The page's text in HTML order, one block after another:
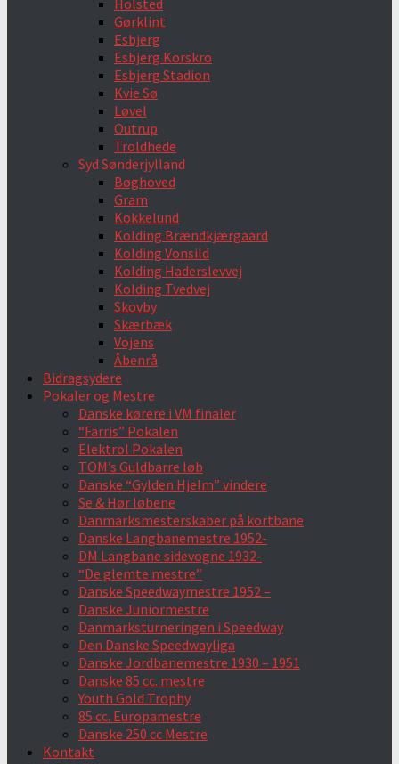
Holsted
Gørklint
Esbjerg
Esbjerg Korskro
Esbjerg Stadion
Kvie Sø
Løvel
Outrup
Troldhede
Syd Sønderjylland
Bøghoved
Gram
Kokkelund
Kolding Brændkjærgaard
Kolding Vonsild
Kolding Haderslevvej
Kolding Tvedvej
Skovby
Skærbæk
Vojens
Åbenrå
Bidragsydere
Pokaler og Mestre
Danske kørere i VM finaler
“Farris” Pokalen
Elektrol Pokalen
TOM’s Guldbarre løb
Danske “Gylden Hjelm” vindere
Se & Hør løbene
Danmarksmesterskaber på kortbane
Danske Langbanemestre 1952-
DM Langbane sidevogne 1932-
“De glemte mestre”
Danske Speedwaymestre 1952 –
Danske Juniormestre
Danmarksturneringen i Speedway
Den Danske Speedwayliga
Danske Jordbanemestre 1930 – 1951
Danske 85 cc. mestre
Youth Gold Trophy
85 cc. Europamestre
Danske 250 cc Mestre
Kontakt